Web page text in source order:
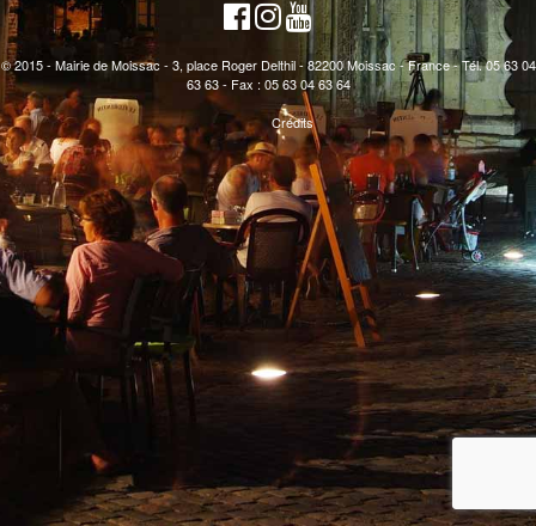
© 2015 - Mairie de Moissac - 3, place Roger Delthil - 82200 Moissac - France - Tél. 05 63 04
63 63 - Fax : 05 63 04 63 64
Crédits